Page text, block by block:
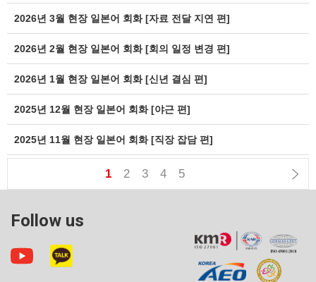
2026년 3월 현장 일본어 회화 [자료 전달 지연 편]
2026년 2월 현장 일본어 회화 [회의 일정 변경 편]
2026년 1월 현장 일본어 회화 [신년 결심 편]
2025년 12월 현장 일본어 회화 [야근 편]
2025년 11월 현장 일본어 회화 [직장 잡담 편]
1 2 3 4 5
Follow us